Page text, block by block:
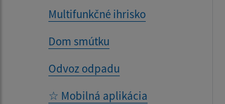
Multifunkčné ihrisko
Dom smútku
Odvoz odpadu
☆ Mobilná aplikácia